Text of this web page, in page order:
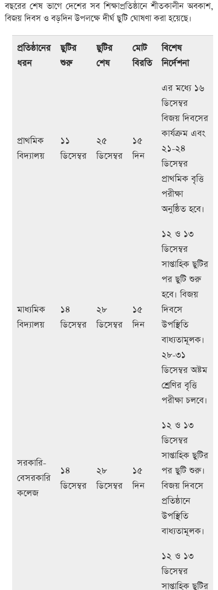
বছরের শেষ ভাগে দেশের সব শিক্ষাপ্রতিষ্ঠানে শীতকালীন অবকাশ,
বিজয় দিবস ও বড়দিন উপলক্ষে দীর্ঘ ছুটি ঘোষণা করা হয়েছে।
প্রতিষ্ঠানের
ধরন
ছুটির
শুরু
ছুটির
শেষ
মোট
বিরতি
বিশেষ
নির্দেশনা
প্রাথমিক
বিদ্যালয়
১১
ডিসেম্বর
২৫
ডিসেম্বর
১৫
দিন
এর মধ্যে ১৬
ডিসেম্বর
বিজয় দিবসের
কার্যক্রম এবং
২১-২৪
ডিসেম্বর
প্রাথমিক বৃত্তি
পরীক্ষা
অনুষ্ঠিত হবে।
মাধ্যমিক
বিদ্যালয়
১৪
ডিসেম্বর
২৮
ডিসেম্বর
১৫
দিন
১২ ও ১৩
ডিসেম্বর
সাপ্তাহিক ছুটির
পর ছুটি শুরু
হবে। বিজয়
দিবসে
উপস্থিতি
বাধ্যতামূলক।
২৮-৩১
ডিসেম্বর অষ্টম
শ্রেণির বৃত্তি
পরীক্ষা চলবে।
সরকারি-
বেসরকারি
কলেজ
১৪
ডিসেম্বর
২৮
ডিসেম্বর
১৫
দিন
১২ ও ১৩
ডিসেম্বর
সাপ্তাহিক ছুটির
পর ছুটি শুরু।
বিজয় দিবসে
প্রতিষ্ঠানে
উপস্থিতি
বাধ্যতামূলক।
১২ ও ১৩
ডিসেম্বর
সাপ্তাহিক ছুটির